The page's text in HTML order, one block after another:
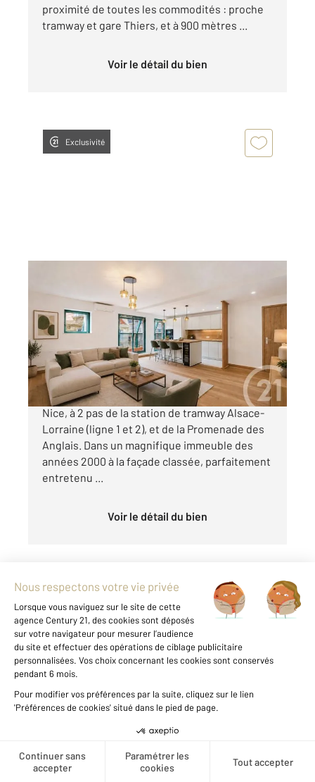
Créer une alerte
proximité de toutes les commodités : proche
tramway et gare Thiers, et à 900 mètres ...
Voir le détail du bien
Exclusivité
90,14 m
, 4 pièces
Ref : 2254
Appartement F4 à vendre
850 000 €
NICE FLEURS - Situé dans le centre-ville de
Nice, à 2 pas de la station de tramway Alsace-
Lorraine (ligne 1 et 2), et de la Promenade des
Anglais. Dans un magnifique immeuble des
années 2000 à la façade classée, parfaitement
entretenu ...
Voir le détail du bien